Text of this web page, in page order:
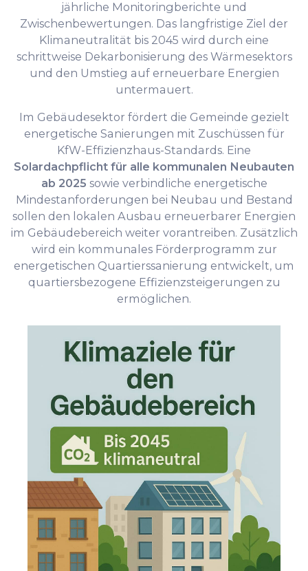
jährliche Monitoringberichte und
Zwischenbewertungen. Das langfristige Ziel der
Klimaneutralität bis 2045 wird durch eine
schrittweise Dekarbonisierung des Wärmesektors
und den Umstieg auf erneuerbare Energien
untermauert.
Im Gebäudesektor fördert die Gemeinde gezielt
energetische Sanierungen mit Zuschüssen für
KfW-Effizienzhaus-Standards. Eine
Solardachpflicht für alle kommunalen Neubauten
ab 2025 sowie verbindliche energetische
Mindestanforderungen bei Neubau und Bestand
sollen den lokalen Ausbau erneuerbarer Energien
im Gebäudebereich weiter vorantreiben. Zusätzlich
wird ein kommunales Förderprogramm zur
energetischen Quartierssanierung entwickelt, um
quartiersbezogene Effizienzsteigerungen zu
ermöglichen.